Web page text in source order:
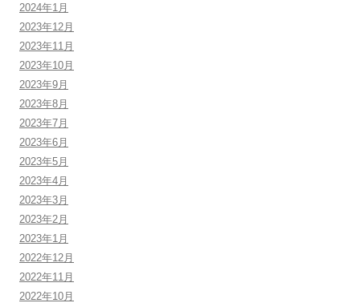
2024年1月
2023年12月
2023年11月
2023年10月
2023年9月
2023年8月
2023年7月
2023年6月
2023年5月
2023年4月
2023年3月
2023年2月
2023年1月
2022年12月
2022年11月
2022年10月